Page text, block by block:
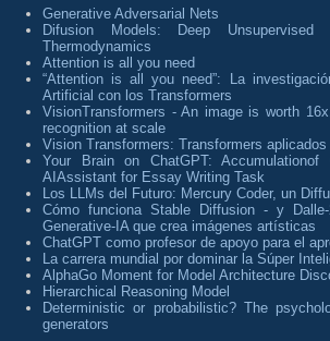
Generative Adversarial Nets
Difusion Models: Deep Unsupervised
Thermodynamics
Attention is all you need
“Attention is all you need”: La
Artificial con los Transformers
VisionTransformers - An image is worth
recognition at scale
Vision Transformers: Transformers aplicados
Your Brain on ChatGPT:
AIAssistant for Essay Writing Task
Los LLMs del Futuro: Mercury Coder, un
Cómo funciona Stable Diffusion - y
Generative-IA que crea imágenes artísticas
ChatGPT como profesor de apoyo para el
La carrera mundial por dominar la Súper
AlphaGo Moment for Model Architecture
Hierarchical Reasoning Model
Deterministic or probabilistic? The
generators